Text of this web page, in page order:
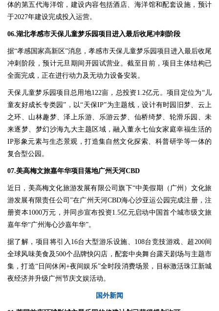
体的第五代海洋馆，建设内容包括酒店、海洋馆和配套设施，预计
于2027年建设完成投入运营。
06.湖北孝感市天保儿童梦乐园项目进入最后收尾冲刺阶段
据“孝感国家高新区”消息，孝感市天保儿童梦乐园项目进入最后收尾
冲刺阶段，预计元旦期间开园试营业。截至目前，项目主体结构已
全面完成，正在进行动力及无动力设备安装。
天保儿童梦乐园项目总用地122亩，总投资1.2亿元。项目定位为“儿
童友好成长专类园”，以“天保IP”为主题线，设计有时园旧梦、云上
之环、山林趣梦、泽上乐游、乐游云梦、仙桥绮梦、轮滑乐园、未
来逐梦、梦幻沙海九大主题区域，融入董永七仙女家庭幸福生活的
IP形象元素与生态景观，打造集自然文化探索、科普研学等一体的
复合型公园。
07.美高梅文旅嘉年华项目落地广州天河CBD
近日，美高梅文化旅游发展有限公司旗下“中美假期（广州）文化旅
游发展有限责任公司”在广州天河CBD海心沙亚运公园完成注册，注
册资本1000万元，并同步宣布投资1.5亿元启动中国首个城市级文旅
嘉年华“广州海心沙嘉年华”。
据了解，项目将引入16台大型游乐设施、108台竞技游戏、超200间
全球风味美食及500个品牌快闪店，配套中央舞台露天剧场与主题市
集，打造“日间休闲+夜间娱乐”全时段消费场景，目标激活珠江新城
夜经济并升级广州节庆文娱活动。
国外新闻